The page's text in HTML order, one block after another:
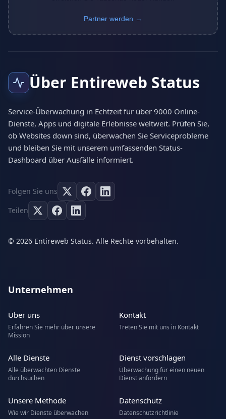
Partner werden →
Über Entireweb Status
Service-Überwachung in Echtzeit für über 9000 Online-
Dienste, Apps und digitale Erlebnisse weltweit. Prüfen Sie,
ob Websites down sind, überwachen Sie Serviceprobleme
und bleiben Sie mit unserem umfassenden Status-
Dashboard über Ausfälle informiert.
Folgen Sie uns
Teilen
© 2026 Entireweb Status. Alle Rechte vorbehalten.
Unternehmen
Über uns
Erfahren Sie mehr über unsere
Mission
Kontakt
Treten Sie mit uns in Kontakt
Alle Dienste
Alle überwachten Dienste
durchsuchen
Dienst vorschlagen
Überwachung für einen neuen
Dienst anfordern
Unsere Methode
Wie wir Dienste überwachen
Datenschutz
Datenschutzrichtlinie